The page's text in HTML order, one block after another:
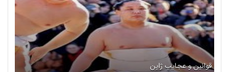
قوانین و عجایب ژاپن